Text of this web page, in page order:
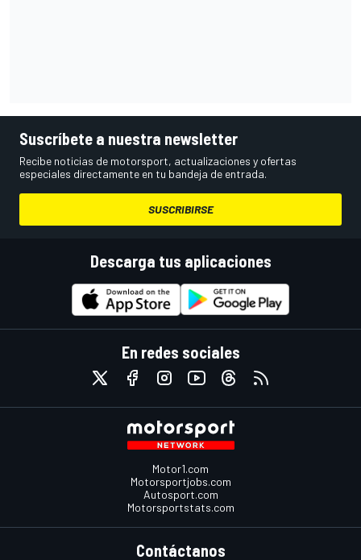
Suscríbete a nuestra newsletter
Recibe noticias de motorsport, actualizaciones y ofertas
especiales directamente en tu bandeja de entrada.
SUSCRIBIRSE
Descarga tus aplicaciones
En redes sociales
Motor1.com
Motorsportjobs.com
Autosport.com
Motorsportstats.com
Contáctanos